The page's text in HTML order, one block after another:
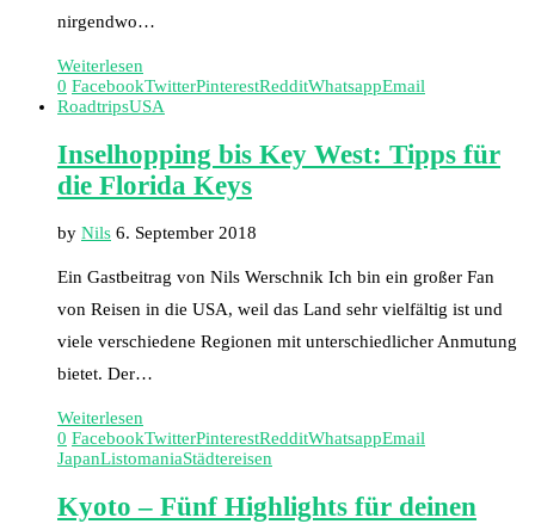
nirgendwo…
Weiterlesen
0 FacebookTwitterPinterestRedditWhatsappEmail
RoadtripsUSA
Inselhopping bis Key West: Tipps für
die Florida Keys
by Nils 6. September 2018
Ein Gastbeitrag von Nils Werschnik Ich bin ein großer Fan
von Reisen in die USA, weil das Land sehr vielfältig ist und
viele verschiedene Regionen mit unterschiedlicher Anmutung
bietet. Der…
Weiterlesen
0 FacebookTwitterPinterestRedditWhatsappEmail
JapanListomaniaStädtereisen
Kyoto – Fünf Highlights für deinen